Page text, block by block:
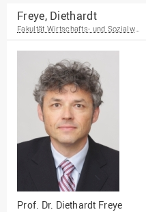
EU-Büro
Fakultät
Agrarwissenschaften und
Landschaftsarchitektur
Fakultät
Ingenieurwissenschaften
und Informatik
Fakultät Management,
Kultur und Technik
Fakultät Wirtschafts- und
Sozialwissenschaften
Finanzen
Freye, Diethardt
Fakultät Wirtschafts- und Sozialwissenschaften
Prof. Dr. Diethardt Freye